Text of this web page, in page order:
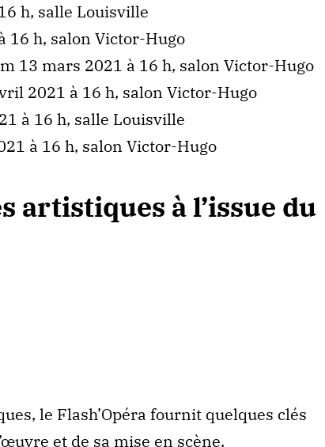
h, salle Louisville
16 h, salon Victor-Hugo
13 mars 2021 à 16 h, salon Victor-Hugo
2021 à 16 h, salon Victor-Hugo
à 16 h, salle Louisville
à 16 h, salon Victor-Hugo
artistiques à l’issue du
le Flash’Opéra fournit quelques clés
et de sa mise en scène.